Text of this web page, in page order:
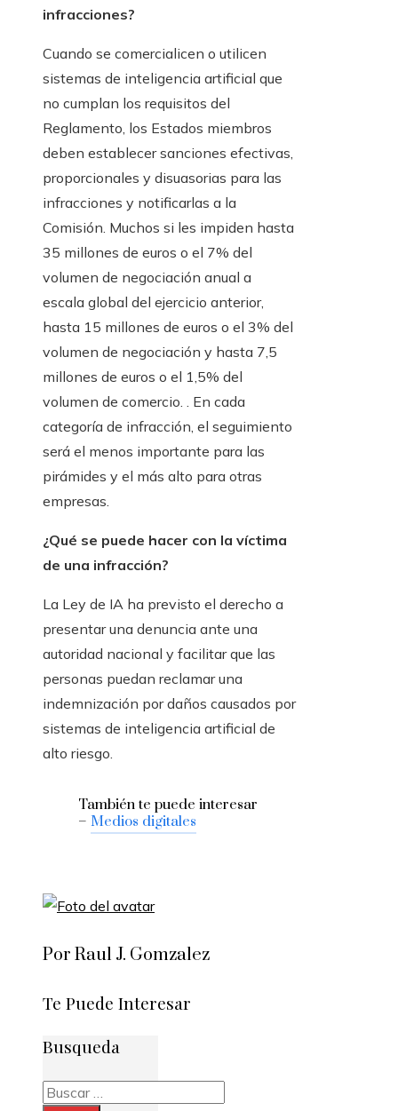
infracciones?
Cuando se comercialicen o utilicen
sistemas de inteligencia artificial que
no cumplan los requisitos del
Reglamento, los Estados miembros
deben establecer sanciones efectivas,
proporcionales y disuasorias para las
infracciones y notificarlas a la
Comisión. Muchos si les impiden hasta
35 millones de euros o el 7% del
volumen de negociación anual a
escala global del ejercicio anterior,
hasta 15 millones de euros o el 3% del
volumen de negociación y hasta 7,5
millones de euros o el 1,5% del
volumen de comercio. . En cada
categoría de infracción, el seguimiento
será el menos importante para las
pirámides y el más alto para otras
empresas.
¿Qué se puede hacer con la víctima
de una infracción?
La Ley de IA ha previsto el derecho a
presentar una denuncia ante una
autoridad nacional y facilitar que las
personas puedan reclamar una
indemnización por daños causados ​​por
sistemas de inteligencia artificial de
alto riesgo.
También te puede interesar
– Medios digitales
Por Raul J. Gomzalez
Te Puede Interesar
Busqueda
Buscar: